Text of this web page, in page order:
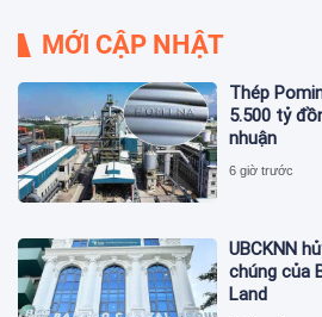
MỚI CẬP NHẬT
Thép
5.500 tỷ
nhuận
6 giờ trước
UBCKNN
chúng của
Land